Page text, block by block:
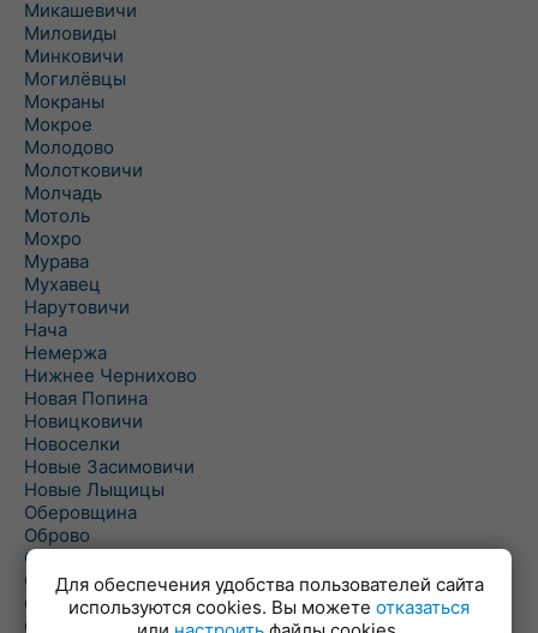
Микашевичи
Миловиды
Минковичи
Могилёвцы
Мокраны
Мокрое
Молодово
Молотковичи
Молчадь
Мотоль
Мохро
Мурава
Мухавец
Нарутовичи
Нача
Немержа
Нижнее Чернихово
Новая Попина
Новицковичи
Новоселки
Новые Засимовичи
Новые Лыщицы
Оберовщина
Оброво
Огаревичи
Одрижин
Оздамичи
Озяты
Для обеспечения удобства пользователей сайта
используются cookies. Вы можете отказаться